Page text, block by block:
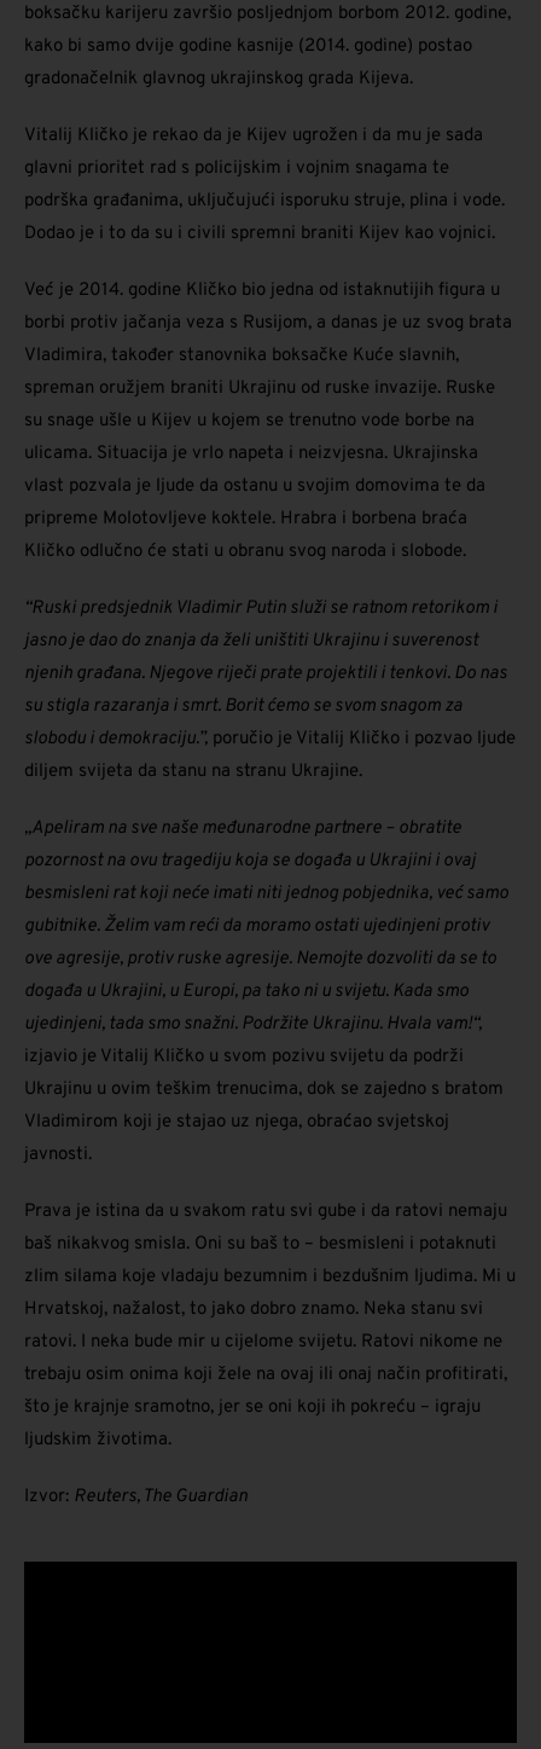
boksačku karijeru završio posljednjom borbom 2012. godine,
kako bi samo dvije godine kasnije (2014. godine) postao
gradonačelnik glavnog ukrajinskog grada Kijeva.
Vitalij Kličko je rekao da je Kijev ugrožen i da mu je sada
glavni prioritet rad s policijskim i vojnim snagama te
podrška građanima, uključujući isporuku struje, plina i vode.
Dodao je i to da su i civili spremni braniti Kijev kao vojnici.
Već je 2014. godine Kličko bio jedna od istaknutijih figura u
borbi protiv jačanja veza s Rusijom, a danas je uz svog brata
Vladimira, također stanovnika boksačke Kuće slavnih,
spreman oružjem braniti Ukrajinu od ruske invazije. Ruske
su snage ušle u Kijev u kojem se trenutno vode borbe na
ulicama. Situacija je vrlo napeta i neizvjesna. Ukrajinska
vlast pozvala je ljude da ostanu u svojim domovima te da
pripreme Molotovljeve koktele. Hrabra i borbena braća
Kličko odlučno će stati u obranu svog naroda i slobode.
“Ruski predsjednik Vladimir Putin služi se ratnom retorikom i
jasno je dao do znanja da želi uništiti Ukrajinu i suverenost
njenih građana. Njegove riječi prate projektili i tenkovi. Do nas
su stigla razaranja i smrt. Borit ćemo se svom snagom za
slobodu i demokraciju.”, poručio je Vitalij Kličko i pozvao ljude
diljem svijeta da stanu na stranu Ukrajine.
„Apeliram na sve naše međunarodne partnere – obratite
pozornost na ovu tragediju koja se događa u Ukrajini i ovaj
besmisleni rat koji neće imati niti jednog pobjednika, već samo
gubitnike. Želim vam reći da moramo ostati ujedinjeni protiv
ove agresije, protiv ruske agresije. Nemojte dozvoliti da se to
događa u Ukrajini, u Europi, pa tako ni u svijetu. Kada smo
ujedinjeni, tada smo snažni. Podržite Ukrajinu. Hvala vam!“,
izjavio je Vitalij Kličko u svom pozivu svijetu da podrži
Ukrajinu u ovim teškim trenucima, dok se zajedno s bratom
Vladimirom koji je stajao uz njega, obraćao svjetskoj
javnosti.
Prava je istina da u svakom ratu svi gube i da ratovi nemaju
baš nikakvog smisla. Oni su baš to – besmisleni i potaknuti
zlim silama koje vladaju bezumnim i bezdušnim ljudima. Mi u
Hrvatskoj, nažalost, to jako dobro znamo. Neka stanu svi
ratovi. I neka bude mir u cijelome svijetu. Ratovi nikome ne
trebaju osim onima koji žele na ovaj ili onaj način profitirati,
što je krajnje sramotno, jer se oni koji ih pokreću – igraju
ljudskim životima.
Izvor: Reuters, The Guardian